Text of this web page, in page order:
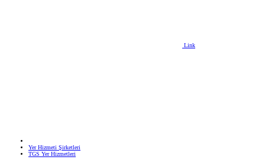
Link
Yer Hizmeti Şirketleri
TGS Yer Hizmetleri